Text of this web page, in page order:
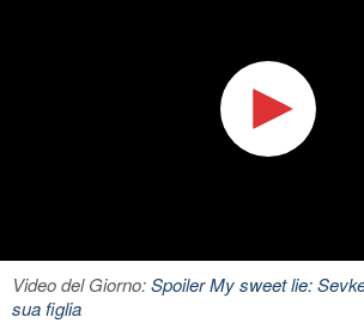
Video del Giorno:Spoiler My sweet lie:
sua figlia